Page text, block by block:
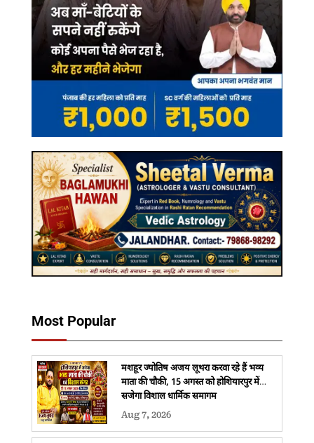
Most Popular
मशहूर ज्योतिष अजय लूथरा करवा रहे हैं भव्य
माता की चौकी, 15 अगस्त को होशियारपुर में
सजेगा विशाल धार्मिक समागम
Aug 7, 2026